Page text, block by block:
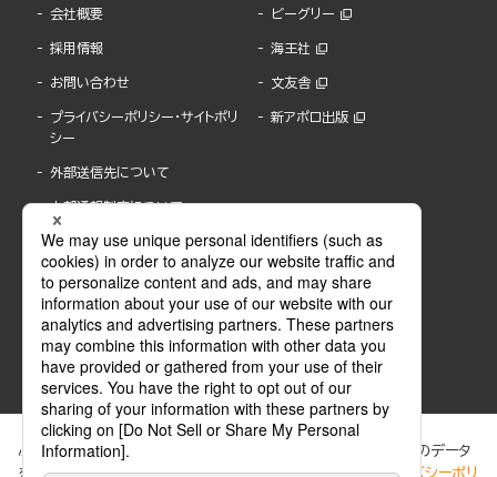
会社概要
採用情報
お問い合わせ
プライバシーポリシー・サイトポリ
シー
外部送信先について
内部通報制度について
ビーグリー
海王社
文友舎
新アポロ出版
ぶんか社が運営するサイトでは、利便性向上のためにCookie等のデータ
を使用しています。 当社のCookieについての詳細は、「プライバシーポリ